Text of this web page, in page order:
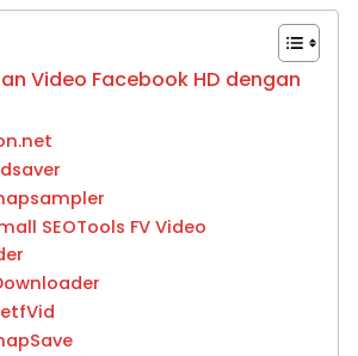
Video Facebook HD dengan
SEOTools FV Video